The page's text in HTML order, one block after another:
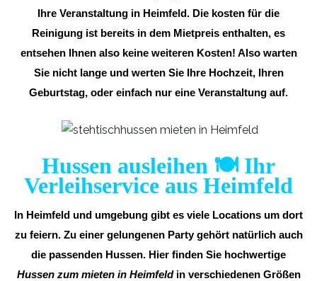
Ihre Veranstaltung in Heimfeld. Die kosten für die
Reinigung ist bereits in dem Mietpreis enthalten, es
entsehen Ihnen also keine weiteren Kosten! Also warten
Sie nicht lange und werten Sie Ihre Hochzeit, Ihren
Geburtstag, oder einfach nur eine Veranstaltung auf.
Hussen ausleihen 🍽️ Ihr
Verleihservice aus Heimfeld
In Heimfeld und umgebung gibt es viele Locations um dort
zu feiern. Zu einer gelungenen Party gehört natürlich auch
die passenden Hussen. Hier finden Sie hochwertige
Hussen zum mieten in Heimfeldin verschiedenen Größen